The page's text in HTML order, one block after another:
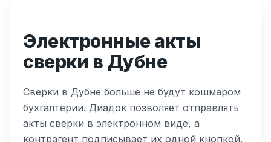
Электронные акты
сверки в Дубне
Сверки в Дубне больше не будут кошмаром
бухгалтерии. Диадок позволяет отправлять
акты сверки в электронном виде, а
контрагент подписывает их одной кнопкой.